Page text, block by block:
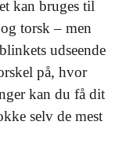
kan bruges til
torsk – men
udseende
på, hvor
kan du få dit
selv de mest